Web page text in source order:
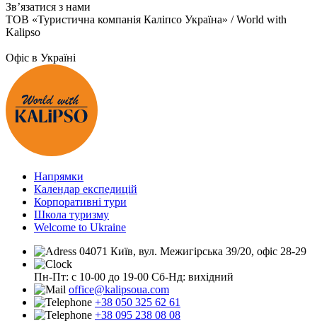
Зв’язатися з нами
ТОВ «Туристична компанія Каліпсо Україна» / World with
Kalipso
Офіс в Україні
Напрямки
Календар експедицій
Корпоративні тури
Школа туризму
Welcome to Ukraine
04071 Київ, вул. Межигірська 39/20, офіс 28-29
Пн-Пт: с 10-00 до 19-00 Сб-Нд: вихідний
office@kalipsoua.com
+38 050 325 62 61
+38 095 238 08 08